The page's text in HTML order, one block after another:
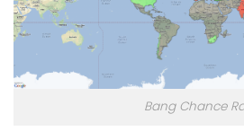
Bang Chance